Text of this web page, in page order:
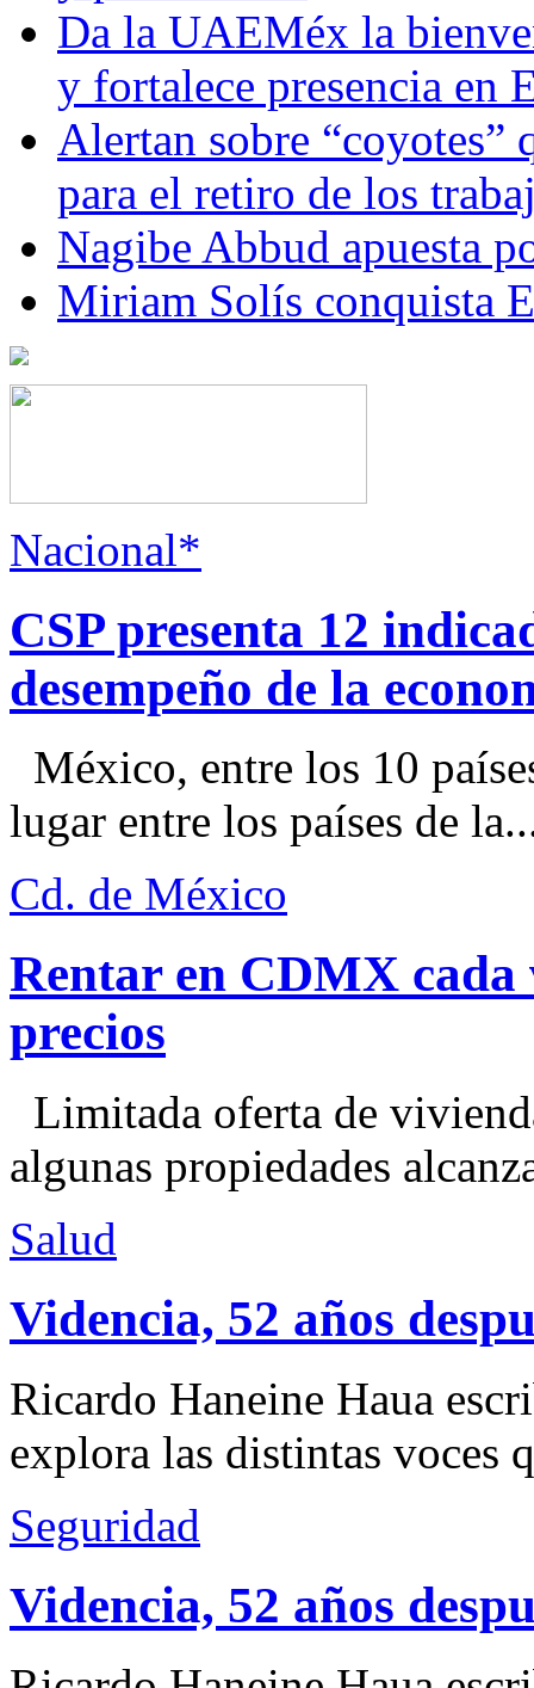
Da la UAEMéx la
y fortalece presencia en
Alertan sobre “coyotes”
para el retiro de los
Nagibe Abbud apuesta
Miriam Solís conquista
Nacional*
CSP presenta 12
desempeño de la
México, entre los 10
lugar entre los países de
Cd. de México
Rentar en CDMX cada
precios
Limitada oferta de
algunas propiedades
Salud
Videncia, 52 años
Ricardo Haneine Haua
explora las distintas voces
Seguridad
Videncia, 52 años